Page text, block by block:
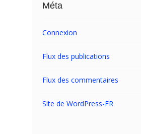
Méta
Connexion
Flux des publications
Flux des commentaires
Site de WordPress-FR